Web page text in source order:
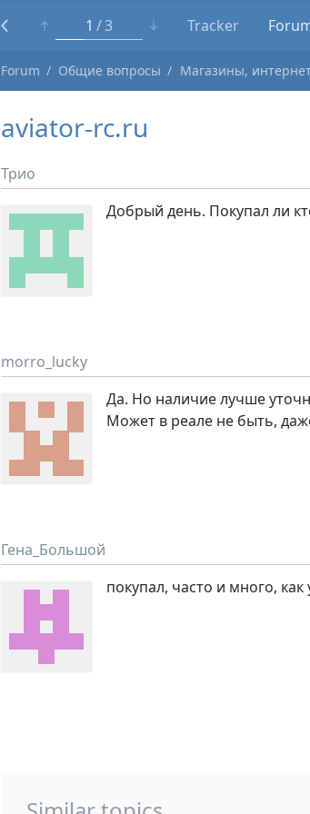
1 3 Tracker
Forum Общие вопросы Магазины,
aviator-rc.ru
Трио
Добрый день. Покупал ли
morro_lucky
Да. Но наличие лучше
Может в реале не быть,
Гена_Большой
покупал, часто и много,